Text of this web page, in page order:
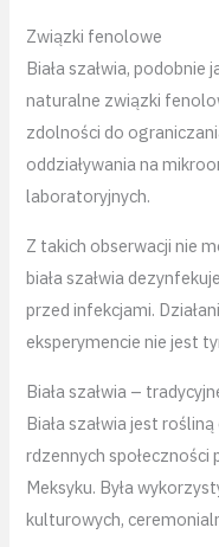
Związki fenolowe
Biała szałwia,
naturalne związki
zdolności do
oddziaływania na
laboratoryjnych.
Z takich obserwacji nie
biała szałwia
przed infekcjami.
eksperymencie nie jest
Biała szałwia –
Biała szałwia jest
rdzennych społeczności
Meksyku. Była
kulturowych,